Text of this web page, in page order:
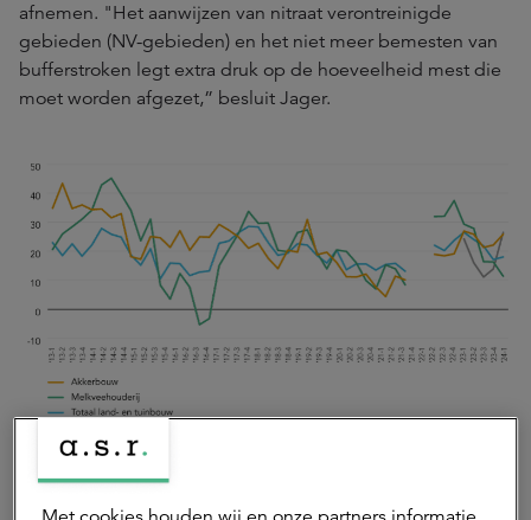
afnemen. "Het aanwijzen van nitraat verontreinigde
gebieden (NV-gebieden) en het niet meer bemesten van
bufferstroken legt extra druk op de hoeveelheid mest die
moet worden afgezet,” besluit Jager.